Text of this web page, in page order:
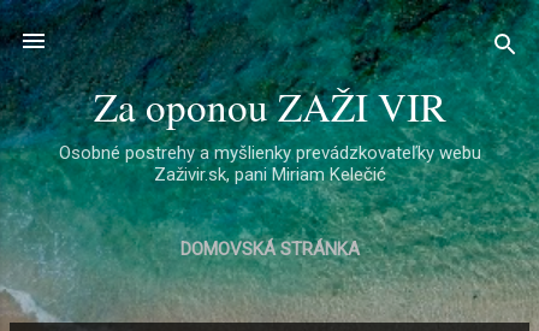
Preskočiť na hlavný obsah
Za oponou ZAŽI VIR
Osobné postrehy a myšlienky prevádzkovateľky webu
Zaživir.sk, pani Miriam Kelečić
DOMOVSKÁ STRÁNKA